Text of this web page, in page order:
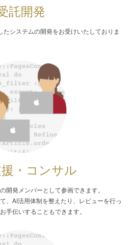
託開発
システムの開発をお受けいたしておりま
援・コンサル
開発メンバーとして参画できます。
、AI活用体制を整えたり、レビューを行っ
手伝いすることもできます。